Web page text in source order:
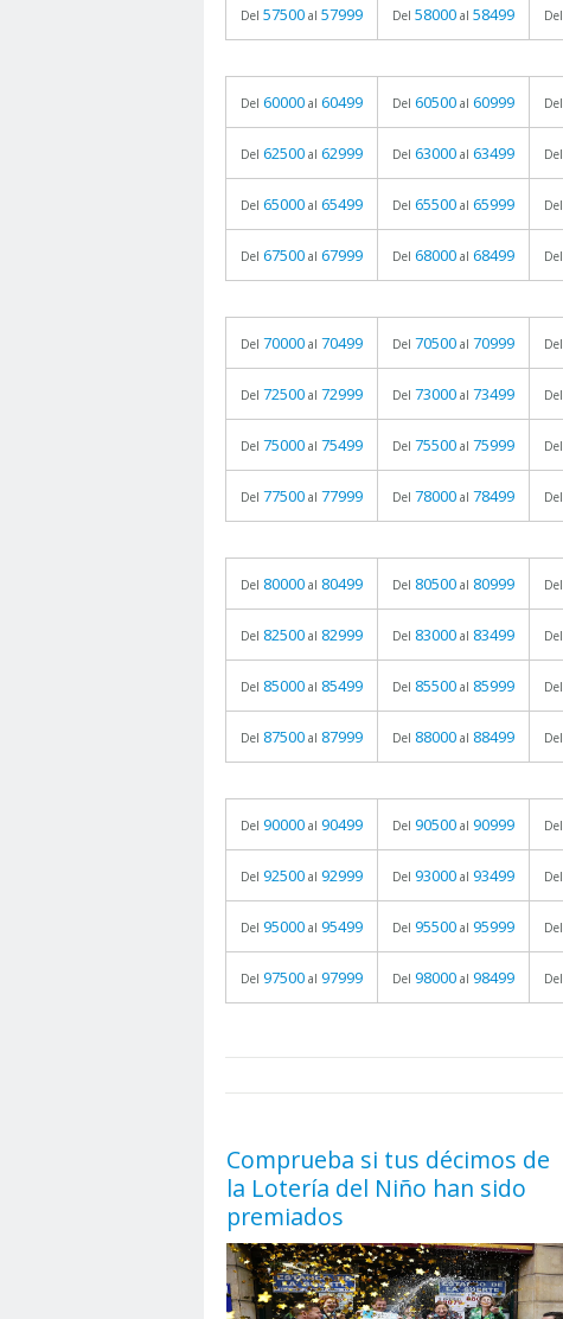
Del 57500 al 57999 Del 58000 al 58499 Del
Del 60000 al 60499 Del 60500 al 60999 Del
Del 62500 al 62999 Del 63000 al 63499 Del
Del 65000 al 65499 Del 65500 al 65999 Del
Del 67500 al 67999 Del 68000 al 68499 Del
Del 70000 al 70499 Del 70500 al 70999 Del
Del 72500 al 72999 Del 73000 al 73499 Del
Del 75000 al 75499 Del 75500 al 75999 Del
Del 77500 al 77999 Del 78000 al 78499 Del
Del 80000 al 80499 Del 80500 al 80999 Del
Del 82500 al 82999 Del 83000 al 83499 Del
Del 85000 al 85499 Del 85500 al 85999 Del
Del 87500 al 87999 Del 88000 al 88499 Del
Del 90000 al 90499 Del 90500 al 90999 Del
Del 92500 al 92999 Del 93000 al 93499 Del
Del 95000 al 95499 Del 95500 al 95999 Del
Del 97500 al 97999 Del 98000 al 98499 Del
Comprueba si tus décimos de
la Lotería del Niño han sido
premiados